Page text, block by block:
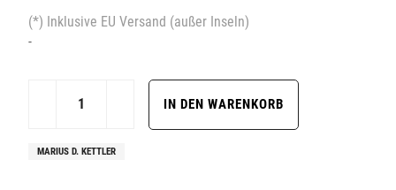
(*) Inklusive EU Versand (außer Inseln)
-
MARIUS D. KETTLER